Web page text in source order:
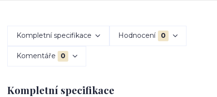
Kompletní specifikace Hodnocení 0
Komentáře 0
Kompletní specifikace